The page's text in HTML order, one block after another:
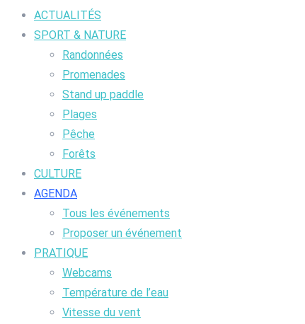
ACTUALITÉS
SPORT & NATURE
Randonnées
Promenades
Stand up paddle
Plages
Pêche
Forêts
CULTURE
AGENDA
Tous les événements
Proposer un événement
PRATIQUE
Webcams
Température de l’eau
Vitesse du vent